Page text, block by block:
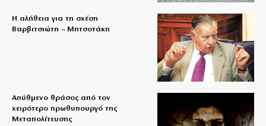
Η αλήθεια για τη σχέση
Βαρβιτσιώτη – Μητσοτάκη
Απύθμενο θράσος από τον
χειρότερο πρωθυπουργό της
Μεταπολίτευσης